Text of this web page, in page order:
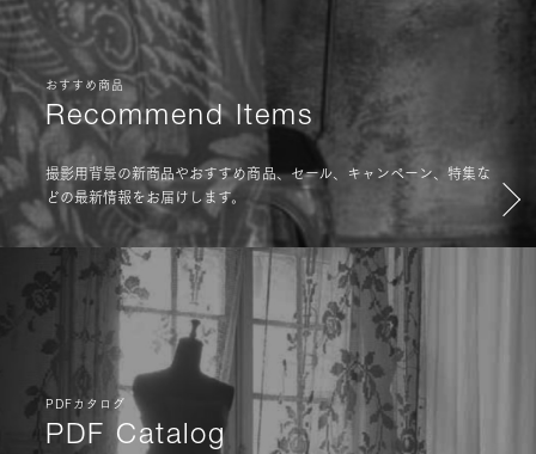
おすすめ商品
Recommend Items
撮影用背景の新商品やおすすめ商品、セール、キャンペーン、特集な
どの最新情報をお届けします。
PDFカタログ
PDF Catalog